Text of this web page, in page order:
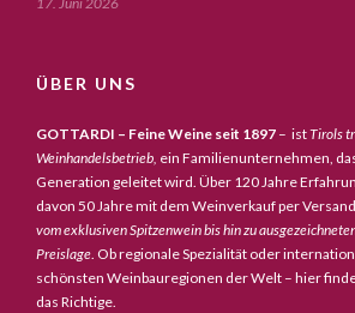
ÜBER UNS
GOTTARDI – Feine Weine seit 1897 – istTirols
Weinhandelsbetrieb, ein Familienunternehmen,
Generation geleitet wird. Über 120 Jahre
davon 50 Jahre mit dem Weinverkauf per
vom exklusiven Spitzenwein bis hin zu
Preislage. Ob regionale Spezialität oder
schönsten Weinbauregionen der Welt – hier
das Richtige.